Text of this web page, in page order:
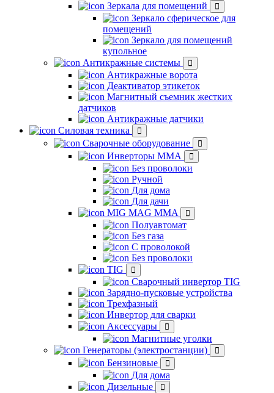
Зеркала для помещений
Зеркало сферическое для
помещений
Зеркало для помещений
купольное
Антикражные системы
Антикражные ворота
Деактиватор этикеток
Магнитный съемник жестких
датчиков
Антикражные датчики
Силовая техника
Сварочные оборудование
Инверторы ММА
Без проволоки
Ручной
Для дома
Для дачи
MIG MAG MMA
Полуавтомат
Без газа
С проволокой
Без проволоки
TIG
Сварочный инвертор TIG
Зарядно-пусковые устройства
Трехфазный
Инвертор для сварки
Аксессуары
Магнитные уголки
Генераторы (электростанции)
Бензиновые
Для дома
Дизельные